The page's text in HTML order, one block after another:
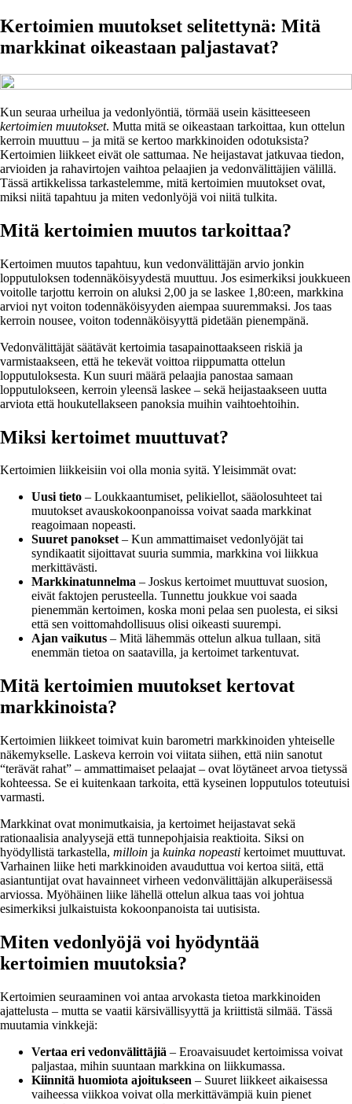
Kertoimien muutokset selitettynä: Mitä
markkinat oikeastaan paljastavat?
Kun seuraa urheilua ja vedonlyöntiä, törmää usein käsitteeseen
kertoimien muutokset. Mutta mitä se oikeastaan tarkoittaa, kun ottelun
kerroin muuttuu – ja mitä se kertoo markkinoiden odotuksista?
Kertoimien liikkeet eivät ole sattumaa. Ne heijastavat jatkuvaa tiedon,
arvioiden ja rahavirtojen vaihtoa pelaajien ja vedonvälittäjien välillä.
Tässä artikkelissa tarkastelemme, mitä kertoimien muutokset ovat,
miksi niitä tapahtuu ja miten vedonlyöjä voi niitä tulkita.
Mitä kertoimien muutos tarkoittaa?
Kertoimen muutos tapahtuu, kun vedonvälittäjän arvio jonkin
lopputuloksen todennäköisyydestä muuttuu. Jos esimerkiksi joukkueen
voitolle tarjottu kerroin on aluksi 2,00 ja se laskee 1,80:een, markkina
arvioi nyt voiton todennäköisyyden aiempaa suuremmaksi. Jos taas
kerroin nousee, voiton todennäköisyyttä pidetään pienempänä.
Vedonvälittäjät säätävät kertoimia tasapainottaakseen riskiä ja
varmistaakseen, että he tekevät voittoa riippumatta ottelun
lopputuloksesta. Kun suuri määrä pelaajia panostaa samaan
lopputulokseen, kerroin yleensä laskee – sekä heijastaakseen uutta
arviota että houkutellakseen panoksia muihin vaihtoehtoihin.
Miksi kertoimet muuttuvat?
Kertoimien liikkeisiin voi olla monia syitä. Yleisimmät ovat:
Uusi tieto – Loukkaantumiset, pelikiellot, sääolosuhteet tai
muutokset avauskokoonpanoissa voivat saada markkinat
reagoimaan nopeasti.
Suuret panokset– Kun ammattimaiset vedonlyöjät tai
syndikaatit sijoittavat suuria summia, markkina voi liikkua
merkittävästi.
Markkinatunnelma – Joskus kertoimet muuttuvat suosion,
eivät faktojen perusteella. Tunnettu joukkue voi saada
pienemmän kertoimen, koska moni pelaa sen puolesta, ei siksi
että sen voittomahdollisuus olisi oikeasti suurempi.
Ajan vaikutus – Mitä lähemmäs ottelun alkua tullaan, sitä
enemmän tietoa on saatavilla, ja kertoimet tarkentuvat.
Mitä kertoimien muutokset kertovat
markkinoista?
Kertoimien liikkeet toimivat kuin barometri markkinoiden yhteiselle
näkemykselle. Laskeva kerroin voi viitata siihen, että niin sanotut
“terävät rahat” – ammattimaiset pelaajat – ovat löytäneet arvoa tietyssä
kohteessa. Se ei kuitenkaan tarkoita, että kyseinen lopputulos toteutuisi
varmasti.
Markkinat ovat monimutkaisia, ja kertoimet heijastavat sekä
rationaalisia analyysejä että tunnepohjaisia reaktioita. Siksi on
hyödyllistä tarkastella, milloin ja kuinka nopeasti kertoimet muuttuvat.
Varhainen liike heti markkinoiden avauduttua voi kertoa siitä, että
asiantuntijat ovat havainneet virheen vedonvälittäjän alkuperäisessä
arviossa. Myöhäinen liike lähellä ottelun alkua taas voi johtua
esimerkiksi julkaistuista kokoonpanoista tai uutisista.
Miten vedonlyöjä voi hyödyntää
kertoimien muutoksia?
Kertoimien seuraaminen voi antaa arvokasta tietoa markkinoiden
ajattelusta – mutta se vaatii kärsivällisyyttä ja kriittistä silmää. Tässä
muutamia vinkkejä:
Vertaa eri vedonvälittäjiä – Eroavaisuudet kertoimissa voivat
paljastaa, mihin suuntaan markkina on liikkumassa.
Kiinnitä huomiota ajoitukseen – Suuret liikkeet aikaisessa
vaiheessa viikkoa voivat olla merkittävämpiä kuin pienet